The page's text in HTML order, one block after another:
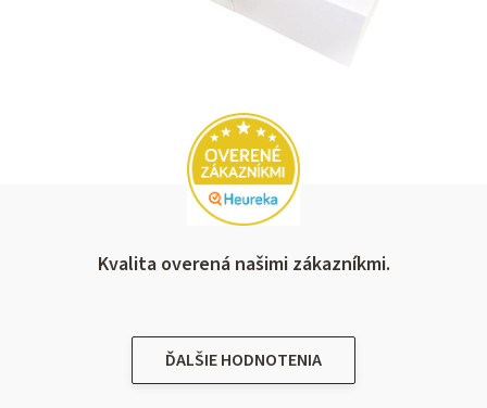
Kvalita overená našimi zákazníkmi.
ĎALŠIE HODNOTENIA